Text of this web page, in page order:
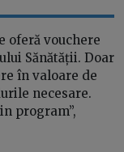
oferă vouchere
Sănătății. Doar
în valoare de
necesare.
program”,